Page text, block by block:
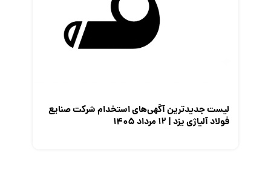
لیست جدیدترین آگهی‌های استخدام شرکت صنایع
فولاد آلیاژی یزد | ۱۲ مرداد ۱۴۰۵